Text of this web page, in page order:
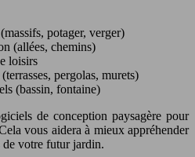
potager, verger)
(allées, chemins)
loisirs
pergolas, murets)
(bassin, fontaine)
de conception paysagère pour
vous aidera à mieux appréhender
de votre futur jardin.